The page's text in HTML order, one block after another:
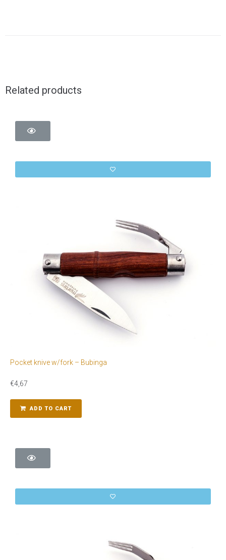
Related products
Pocket knive w/fork – Bubinga
€4,67
ADD TO CART